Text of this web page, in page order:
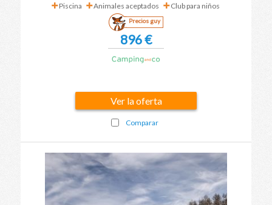
Piscina
Animales aceptados Club para niños
Precios guy
896 €
Ver la oferta
Comparar